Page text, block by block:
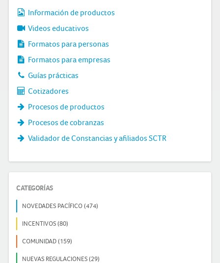
Información de productos
Videos educativos
Formatos para personas
Formatos para empresas
Guías prácticas
Cotizadores
Procesos de productos
Procesos de cobranzas
Validador de Constancias y afiliados SCTR
CATEGORÍAS
NOVEDADES PACÍFICO (474)
INCENTIVOS (80)
COMUNIDAD (159)
NUEVAS REGULACIONES (29)